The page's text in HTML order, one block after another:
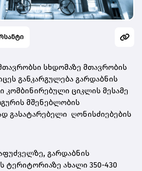
სხდომაზე მთავრობის
განკარგულება გარდაბნის
კომბინირებული ციკლის მესამე
მშენებლობის
გასატარებელი ღონისძიებების
გარდაბნის
ტერიტორიაზე ახალი 350-430